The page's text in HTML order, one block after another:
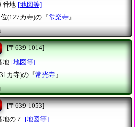
番地 [地図等]
(127カ寺)の『常楽寺』
[〒639-1014]
地 [地図等]
カ寺)の『常光寺 』
[〒639-1053]
地の７ [地図等]